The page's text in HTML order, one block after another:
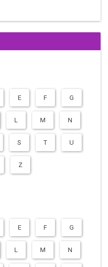
E F G
L M N
S T U
Z
E F G
L M N